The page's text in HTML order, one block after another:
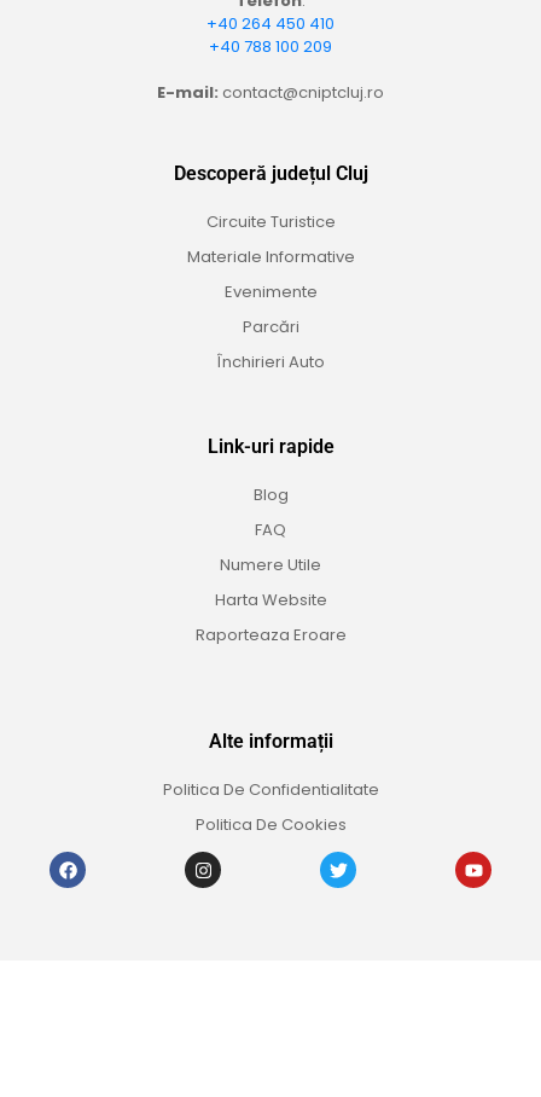
+40 264 450 410
+40 788 100 209
E-mail: contact@cniptcluj.ro
Descoperă județul Cluj
Circuite Turistice
Materiale Informative
Evenimente
Parcări
Închirieri Auto
Link-uri rapide
Blog
FAQ
Numere Utile
Harta Website
Raporteaza Eroare
Alte informații
Politica De Confidentialitate
Politica De Cookies